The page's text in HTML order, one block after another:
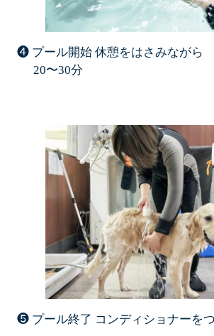
❹ プール開始 休憩をはさみながら
20〜30分
❺ プール終了 コンディショナーを